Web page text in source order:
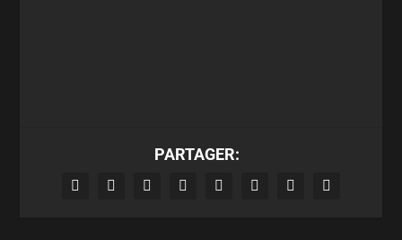
PARTAGER: